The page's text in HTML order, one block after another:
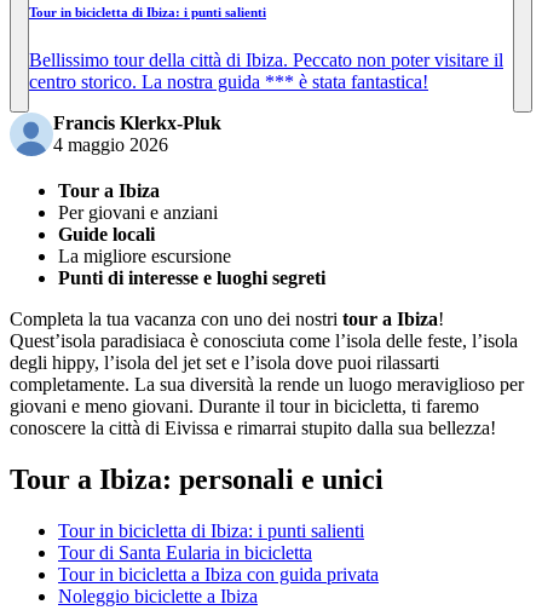
Tour in bicicletta di Ibiza: i punti salienti
Bellissimo tour della città di Ibiza. Peccato non poter visitare il
centro storico. La nostra guida *** è stata fantastica!
Francis Klerkx-Pluk
4 maggio 2026
Tour a Ibiza
Per giovani e anziani
Guide locali
La migliore escursione
Punti di interesse e luoghi segreti
Completa la tua vacanza con uno dei nostri tour a Ibiza!
Quest’isola paradisiaca è conosciuta come l’isola delle feste, l’isola
degli hippy, l’isola del jet set e l’isola dove puoi rilassarti
completamente. La sua diversità la rende un luogo meraviglioso per
giovani e meno giovani. Durante il tour in bicicletta, ti faremo
conoscere la città di Eivissa e rimarrai stupito dalla sua bellezza!
Tour a Ibiza: personali e unici
Tour in bicicletta di Ibiza: i punti salienti
Tour di Santa Eularia in bicicletta
Tour in bicicletta a Ibiza con guida privata
Noleggio biciclette a Ibiza